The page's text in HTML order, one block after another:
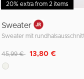
20% extra from 2 items
Sweater
Reduziert von
45,99 € auf
13,80 €